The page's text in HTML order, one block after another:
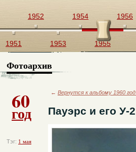
1951
1952
1953
1954
1955
1956
Фотоархив
60
год
Тэг: 1 мая
← Вернутся к альбому 1960 год
Пауэрс и его У-2